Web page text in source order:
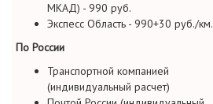
МКАД) - 990 руб.
Экспесс Область - 990+30 руб./км.
По России
Транспортной компанией
(индивидуальный расчет)